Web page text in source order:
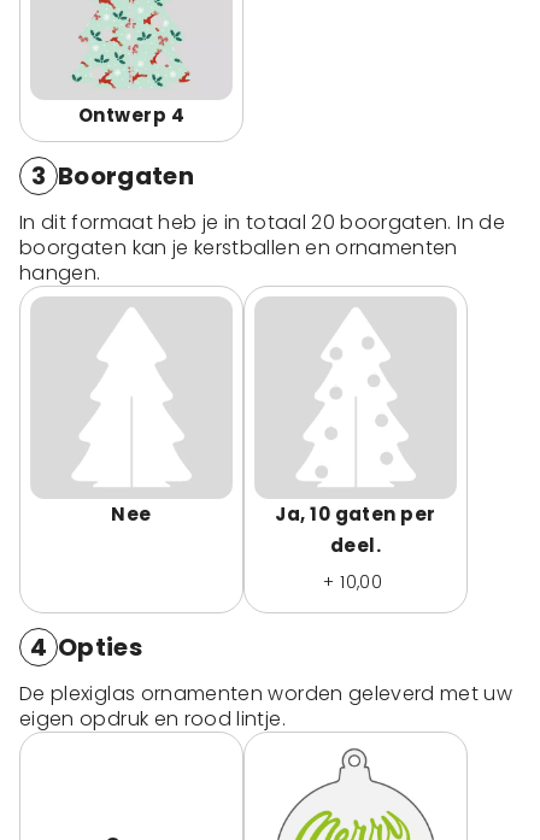
Ontwerp 4
3 Boorgaten
In dit formaat heb je in totaal 20 boorgaten. In de
boorgaten kan je kerstballen en ornamenten
hangen.
Nee
Ja, 10 gaten per
deel.
+ 10,00
4 Opties
De plexiglas ornamenten worden geleverd met uw
eigen opdruk en rood lintje.